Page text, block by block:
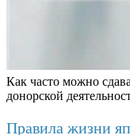
Как часто можно
донорской
Правила жизни